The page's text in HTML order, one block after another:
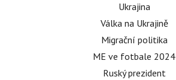
Ukrajina
Válka na Ukrajině
Migrační politika
ME ve fotbale 2024
Ruský prezident